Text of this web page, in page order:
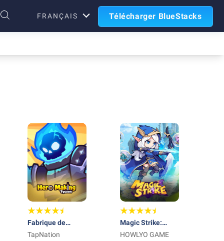
FRANÇAIS Télécharger BlueStacks
Fabrique de
Héros: Idle Game
TapNation
Magic Strike:
Lucky Wand
HOWLYO GAME